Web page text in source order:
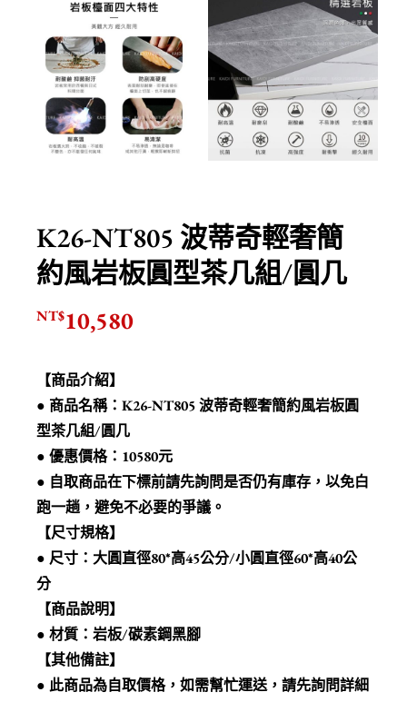
K26-NT805 波蒂奇輕奢簡
約風岩板圓型茶几組/圓几
NT$10,580
【商品介紹】
● 商品名稱：K26-NT805 波蒂奇輕奢簡約風岩板圓
型茶几組/圓几
● 優惠價格：10580元
● 自取商品在下標前請先詢問是否仍有庫存，以免白
跑一趟，避免不必要的爭議。
【尺寸規格】
● 尺寸：大圓直徑80*高45公分/小圓直徑60*高40公
分
【商品說明】
● 材質：岩板/碳素鋼黑腳
【其他備註】
● 此商品為自取價格，如需幫忙運送，請先詢問詳細